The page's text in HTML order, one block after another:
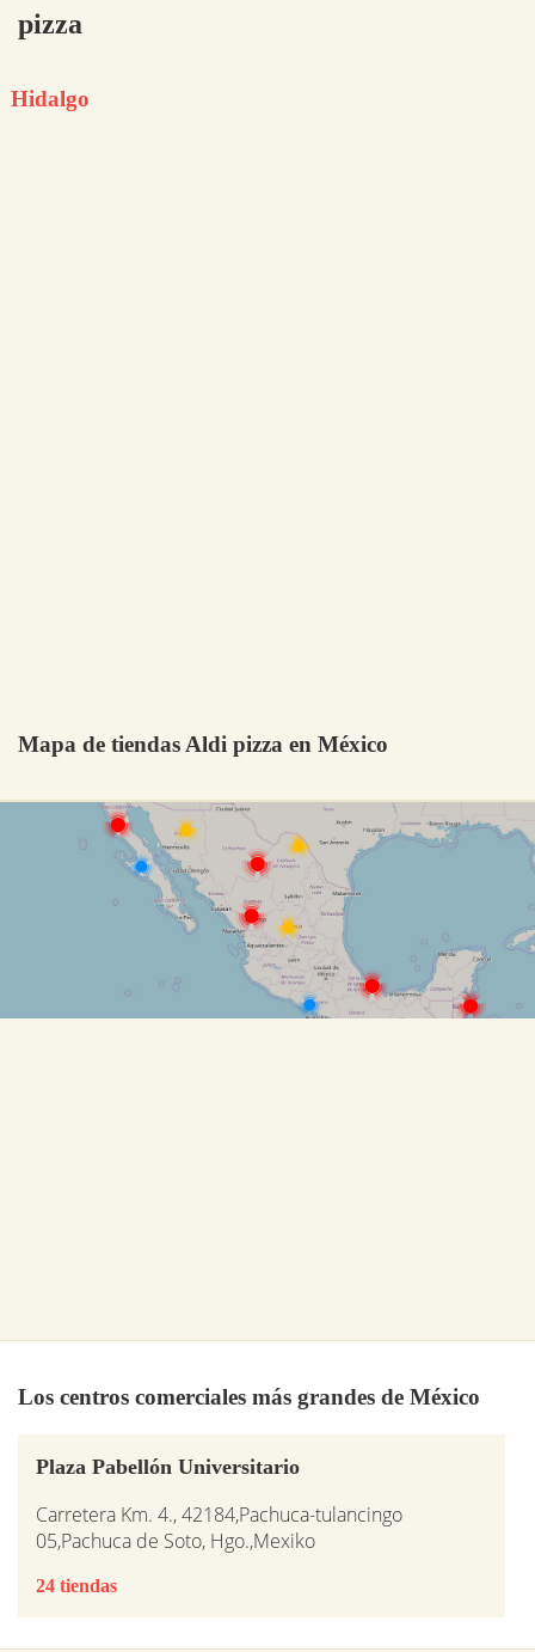
pizza
Hidalgo
Mapa de tiendas Aldi pizza en México
Los centros comerciales más grandes de México
Plaza Pabellón Universitario
Carretera Km. 4., 42184,Pachuca-tulancingo
05,Pachuca de Soto, Hgo.,Mexiko
24 tiendas